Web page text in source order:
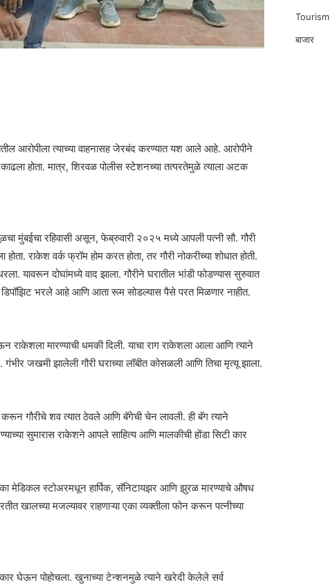
आरोपीला त्याच्या वाहनासह जेरबंद करण्यात यश आले आहे. आरोपीने
होता. मात्र, शिरवळ पोलीस स्टेशनच्या तत्परतेमुळे त्याला अटक
मुंबईचा रहिवासी असून, फेब्रुवारी २०२५ मध्ये आपली पत्नी सौ. गौरी
राकेश वर्क फ्रॉम होम करत होता, तर गौरी नोकरीच्या शोधात होती.
यावरून दोघांमध्ये वाद झाला. गौरीने घरातील भांडी फोडण्यास सुरुवात
डिपॉझिट भरले आहे आणि आता रूम सोडल्यास पैसे परत मिळणार नाहीत.
राकेशला मारण्याची धमकी दिली. याचा राग राकेशला आला आणि त्याने
गंभीर जखमी झालेली गौरी घराच्या लॉबीत कोसळली आणि तिचा मृत्यू झाला.
करून गौरीचे शव त्यात ठेवले आणि बॅगेची चेन लावली. ही बॅग त्याने
सुमारास राकेशने आपले साहित्य आणि मालकीची होंडा सिटी कार
मेडिकल स्टोअरमधून हार्पिक, सॅनिटायझर आणि झुरळ मारण्याचे औषध
खालच्या मजल्यावर राहणाऱ्या एका व्यक्तीला फोन करून पत्नीच्या
घेऊन पोहोचला. खुनाच्या टेन्शनमुळे त्याने खरेदी केलेले सर्व
Tourism
बाजार